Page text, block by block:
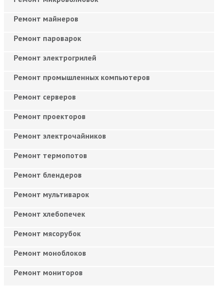
Ремонт майнеров
Ремонт пароварок
Ремонт электрогрилей
Ремонт промышленных компьютеров
Ремонт серверов
Ремонт проекторов
Ремонт электрочайников
Ремонт термопотов
Ремонт блендеров
Ремонт мультиварок
Ремонт хлебопечек
Ремонт мясорубок
Ремонт моноблоков
Ремонт мониторов